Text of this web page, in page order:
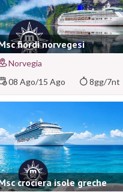
fiordi norvegesi
Norvegia
08 Ago/15 Ago 8gg/7nt
crociera isole greche